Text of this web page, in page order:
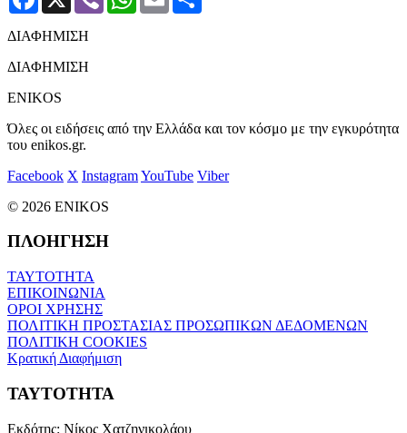
ΔΙΑΦΗΜΙΣΗ
ΔΙΑΦΗΜΙΣΗ
ENIKOS
Όλες οι ειδήσεις από την Ελλάδα και τον κόσμο με την εγκυρότητα
του enikos.gr.
Facebook X InstagramYouTube Viber
© 2026 ENIKOS
ΠΛΟΗΓΗΣΗ
ΤΑΥΤΟΤΗΤΑ
ΕΠΙΚΟΙΝΩΝΙΑ
ΟΡΟΙ ΧΡΗΣΗΣ
ΠΟΛΙΤΙΚΗ ΠΡΟΣΤΑΣΙΑΣ ΠΡΟΣΩΠΙΚΩΝ ΔΕΔΟΜΕΝΩΝ
ΠΟΛΙΤΙΚΗ COOKIES
Κρατική Διαφήμιση
ΤΑΥΤΟΤΗΤΑ
Εκδότης: Νίκος Χατζηνικολάου